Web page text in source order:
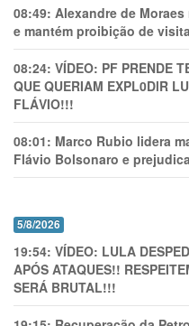
08:49: Alexandre de
e mantém proibição de
08:24: VÍDEO: PF PRENDE
QUE QUERIAM EXPL0DlR
FLÁVIO!!!
08:01: Marco Rubio lidera
Flávio Bolsonaro e
5/8/2026
19:54: VÍDEO: LULA
APÓS ATAQUES!!
SERÁ BRUTAL!!!